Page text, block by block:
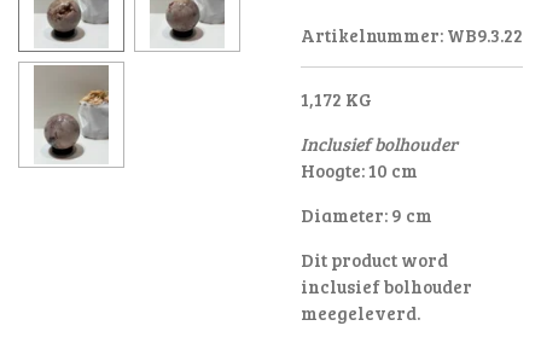
Artikelnummer: WB9.3.22
1,172 KG
Inclusief bolhouder
Hoogte: 10 cm
Diameter: 9 cm
Dit product word
inclusief bolhouder
meegeleverd.